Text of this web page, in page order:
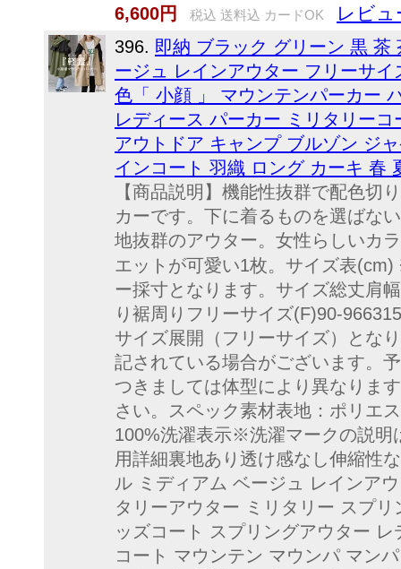
6,600円
税込 送料込 カードOK レビュ
396. 即納 ブラック グリーン 黒 茶
ージュ レインアウター フリーサ
色「 小顔 」 マウンテンパーカー
レディース パーカー ミリタリー
アウトドア キャンプ ブルゾン ジ
インコート 羽織 ロング カーキ 春
【商品説明】機能性抜群で配色切
カーです。下に着るものを選ばな
地抜群のアウター。女性らしいカ
エットが可愛い1枚。サイズ表
ー採寸となります。サイズ総丈肩
り裾周りフリーサイズ(F)90-
サイズ展開（フリーサイズ）とな
記されている場合がございます。
つきましては体型により異なりま
さい。スペック素材表地：ポリエ
100%洗濯表示※洗濯マークの説明
用詳細裏地あり透け感なし伸縮性
ル ミディアム ベージュ レインア
タリーアウター ミリタリー スプ
ッズコート スプリングアウター
コート マウンテン マウンパ マン